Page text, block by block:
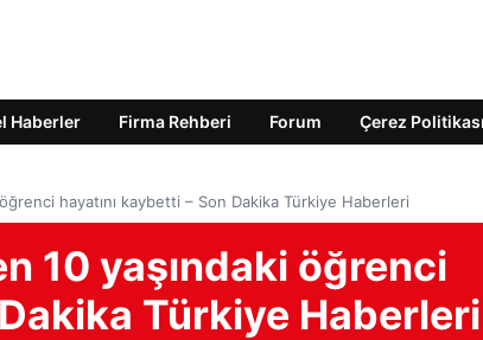
Haberler Firma Rehberi Forum Çerez Politikası
hayatını kaybetti – Son Dakika Türkiye Haberleri
10 yaşındaki öğrenci
Türkiye Haberleri